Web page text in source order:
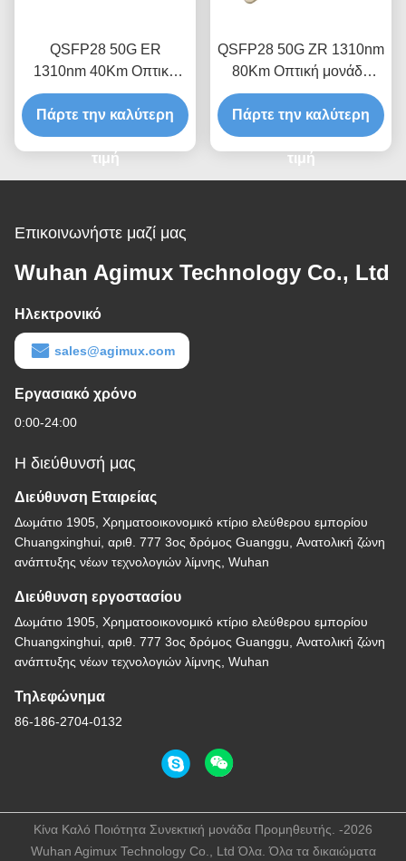
QSFP28 50G ER
1310nm 40Km Οπτική
μονάδα πομποδέκτη
Πάρτε την καλύτερη
τιμή
QSFP28 50G ZR 1310nm
80Km Οπτική μονάδα
δέκτη
Πάρτε την καλύτερη
τιμή
Επικοινωνήστε μαζί μας
Wuhan Agimux Technology Co., Ltd
Ηλεκτρονικό
sales@agimux.com
Εργασιακό χρόνο
0:00-24:00
Η διεύθυνσή μας
Διεύθυνση Εταιρείας
Δωμάτιο 1905, Χρηματοοικονομικό κτίριο ελεύθερου εμπορίου
Chuangxinghui, αριθ. 777 3ος δρόμος Guanggu, Ανατολική ζώνη
ανάπτυξης νέων τεχνολογιών λίμνης, Wuhan
Διεύθυνση εργοστασίου
Δωμάτιο 1905, Χρηματοοικονομικό κτίριο ελεύθερου εμπορίου
Chuangxinghui, αριθ. 777 3ος δρόμος Guanggu, Ανατολική ζώνη
ανάπτυξης νέων τεχνολογιών λίμνης, Wuhan
Τηλεφώνημα
86-186-2704-0132
Κίνα Καλό Ποιότητα Συνεκτική μονάδα Προμηθευτής. -2026
Wuhan Agimux Technology Co., Ltd Όλα. Όλα τα δικαιώματα